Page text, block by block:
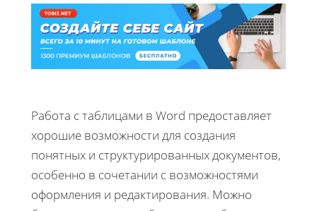
Работа с таблицами в Word предоставляет
хорошие возможности для создания
понятных и структурированных документов,
особенно в сочетании с возможностями
оформления и редактирования. Можно